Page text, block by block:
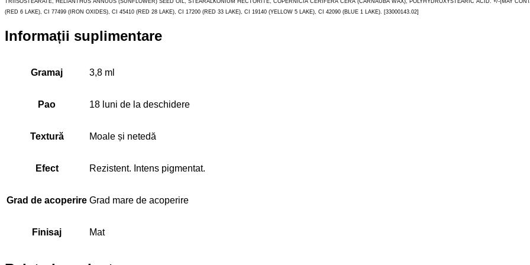
TRIISOSTEARATE, HELIANTHUS ANNUUS (SUNFLOWER) SEED OIL, STEARALKONIUM HECTORITE, COPERNICIA CERIFERA CERA (CARNAUBA WAX), POLYHYDROXYSTEARIC ACID. +/-(MAY
(RED 6 LAKE), CI 77499 (IRON OXIDES), CI 45410 (RED 28 LAKE), CI 17200 (RED 33 LAKE), CI 19140 (YELLOW 5 LAKE), CI 42090 (BLUE 1 LAKE). [33000143.02]
Informații suplimentare
Gramaj 3,8 ml
Pao 18 luni de la deschidere
Textură Moale și netedă
Efect Rezistent. Intens pigmentat.
Grad de acoperire Grad mare de acoperire
Finisaj Mat